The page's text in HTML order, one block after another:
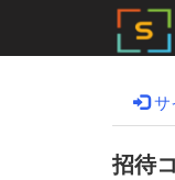
サ
招待